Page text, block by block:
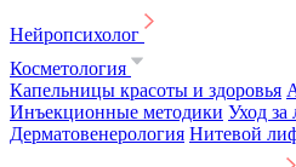
Нейропсихолог
Косметология
Капельницы красоты и здоровья
Инъекционные методики Уход
Дерматовенерология Нитевой